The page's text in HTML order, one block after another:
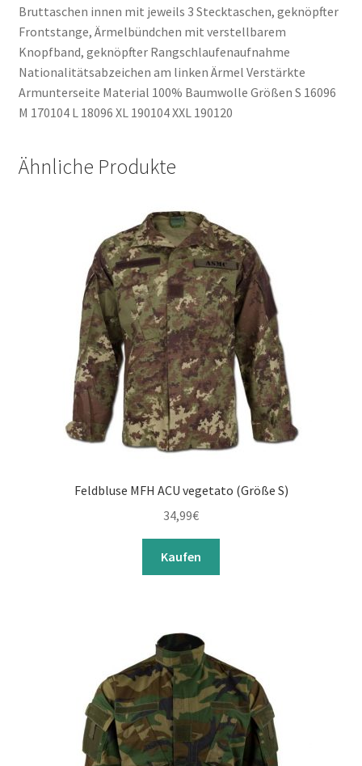
Bruttaschen innen mit jeweils 3 Stecktaschen, geknöpfter
Frontstange, Ärmelbündchen mit verstellbarem
Knopfband, geknöpfter Rangschlaufenaufnahme
Nationalitätsabzeichen am linken Ärmel Verstärkte
Armunterseite Material 100% Baumwolle Größen S 16096
M 170104 L 18096 XL 190104 XXL 190120
Ähnliche Produkte
Feldbluse MFH ACU vegetato (Größe S)
34,99€
Kaufen